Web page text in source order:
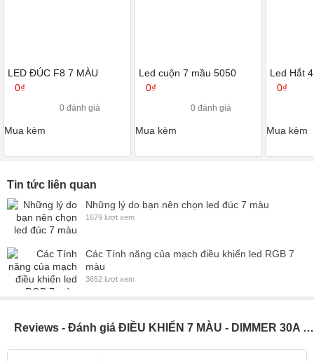
LED ĐÚC F8 7 MÀU
0₫
0 đánh giá
Mua kèm
Led cuộn 7 mầu 5050
0₫
0 đánh giá
Mua kèm
Led Hắt
0₫
Mua kèm
Tin tức liên quan
Những lý do bạn nên chọn led đúc 7 màu
1679 lượt xem
Các Tính năng của mạch điều khiển led RGB 7
màu
3652 lượt xem
Reviews - Đánh giá ĐIỀU KHIỂN 7 MÀU - DIMMER 30A ĐỒNG BỘ DÂY LAN